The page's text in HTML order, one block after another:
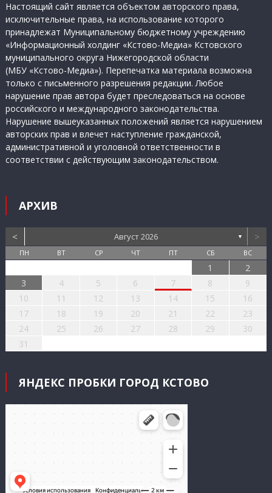
Настоящий сайт является объектом авторского права,
исключительные права, на использование которого
принадлежат Муниципальному бюджетному учреждению
«Информационный холдинг «Кстово-Медиа» Кстовского
муниципального округа Нижегородской области
(МБУ «Кстово-Медиа»). Перепечатка материала возможна
только с письменного разрешения редакции. Любое
нарушение прав автора будет преследоваться на основе
российского и международного законодательства.
Нарушение вышеуказанных положений является нарушением
авторских прав и влечет наступление гражданской,
административной и уголовной ответственности в
соответствии с действующим законодательством.
АРХИВ
< Август 2026 ▼ >
ПН ВТ СР ЧТ ПТ СБ ВС
1
2
3
4 5 6 7 8
9
10
11 12 13 14 15
16
17
18 19 20 21 22
23
24
25 26 27 28 29
30
31
ЯНДЕКС ПРОБКИ ГОРОД КСТОВО